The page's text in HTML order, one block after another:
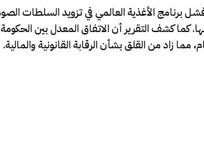
مخاوف جدية بعدما فشل برنامج الأغذية العالمي في تزويد
كشف التقرير أن الاتفاق المعدل بين الحكومة
زاد من القلق بشأن الرقابة القانونية والمالية.